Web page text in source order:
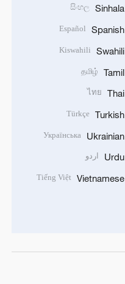
Sinhala
සිංහල
Spanish
Español
Swahili
Kiswahili
Tamil
தமிழ்
Thai
ไทย
Turkish
Türkçe
Ukrainian
Українська
Urdu اردو
Vietnamese
Tiếng Việt